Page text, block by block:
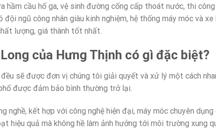
hầm cầu hố ga, vệ sinh đường cống cấp thoát nước, thi
ngũ công nhân giàu kinh nghiệm, hệ thống máy móc và
lượng, giá thành tốt nhất.
của Hưng Thịnh có gì đặc biệt?
sẽ được đơn vị chúng tôi giải quyết và xử lý một cách
được đảm bảo bình thường trở lại.
nghề, kết hợp với công nghệ hiện đại, máy móc chuyên
hiệu quả mà không hề làm ảnh hưởng tới môi trường xung